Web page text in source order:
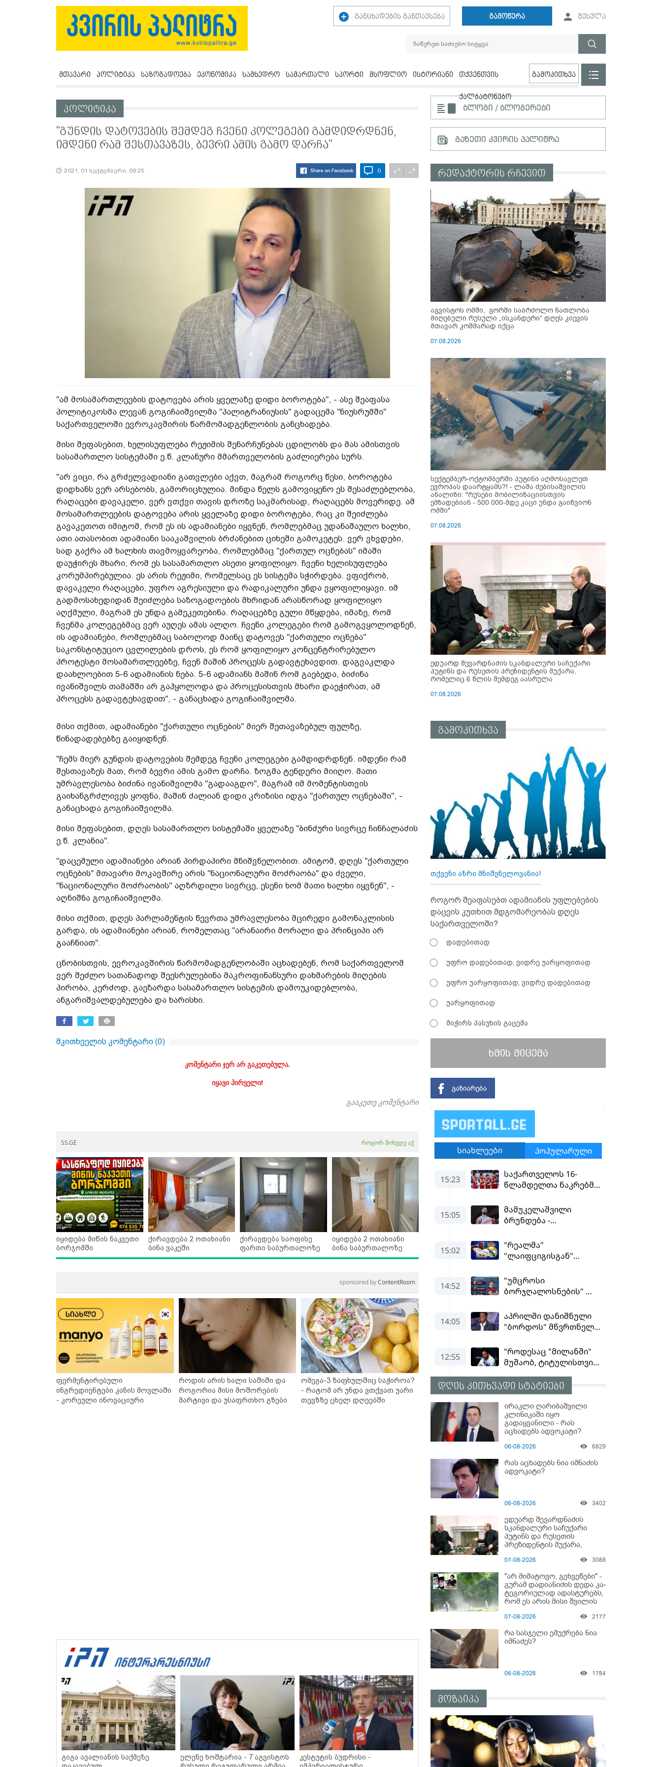
განცხადების განთავსება გამოწერა შესვლა
მთავარი პოლიტიკა საზოგადოება ეკონომიკა სამხედრო სამართალი სპორტი მსოფლიო ისტორიანი თქვენთვის
ქალბატონებო
გამოკითხვა
პოლიტიკა
"გუნდის დატოვების შემდეგ ჩვენი კოლეგები გამდიდრდნენ,
იმდენი რამ შესთავაზეს, ბევრი ამის გამო დარჩა"
2021, 01 სექტემბერი, 09:25 0 +A −A
"ამ მოსამართლეების დატოვება არის ყველაზე დიდი ბოროტება", - ასე შეაფასა
პოლიტიკოსმა ლევან გოგიჩაიშვილმა "პალიტრანიუსის" გადაცემა "ნიუსრუმში"
საქართველოში ევროკავშირის წარმომადგენლობის განცხადება.
მისი შეფასებით, ხელისუფლება რეჟიმის შენარჩუნებას ცდილობს და მას ამისთვის
სასამართლო სისტემაში ე.წ. კლანური მმართველობის გაძლიერება სურს.
"არ ვიცი, რა გრძელვადიანი გათვლები აქვთ, მაგრამ როგორც წესი, ბოროტება
დიდხანს ვერ არსებობს, გამორიცხულია. მინდა წელს გამოვიყენო ეს შესაძლებლობა,
რაღაცები დავაკელი, ვერ ვთქვი თავის დროზე საკმარისად, რაღაცებს მოვერიდე. ამ
მოსამართლეების დატოვება არის ყველაზე დიდი ბოროტება, რაც კი შეიძლება
გავაკეთოთ იმიტომ, რომ ეს ის ადამიანები იყვნენ, რომლებმაც უდანაშაულო ხალხი,
ათი ათასობით ადამიანი სააკაშვილის ბრძანებით ციხეში გამოკეტეს. ვერ ვხვდები,
სად გაქრა ამ ხალხის თავმოყვარეობა, რომლებმაც "ქართულ ოცნებას" იმაში
დაუჭირეს მხარი, რომ ეს სასამართლო ასეთი ყოფილიყო. ჩვენი ხელისუფლება
კორუმპირებულია. ეს არის რეჟიმი, რომელსაც ეს სისტემა სჭირდება. ვფიქრობ,
დავაკელი რაღაცები, უფრო აგრესიული და რადიკალური უნდა ვყოფილიყავი. იმ
გადმოსახედიდან შეიძლება საზოგადოების მხრიდან არასწორად ყოფილიყო
აღქმული, მაგრამ ეს უნდა გამეკეთებინა. რაღაცებზე გული მწყდება, იმაზე, რომ
ჩვენმა კოლეგებმაც ვერ აუღეს ამას ალღო. ჩვენი კოლეგები რომ გამოგვყოლოდნენ,
ის ადამიანები, რომლებმაც საბოლოდ მაინც დატოვეს "ქართული ოცნება"
საკონსტიტუციო ცვლილების დროს, ეს რომ ყოფილიყო კონცენტრირებულო
პროტესტი მოსამართლეებზე, ჩვენ მაშინ პროცესს გადავტეხავდით. დაგვაკლდა
დაახლოებით 5-6 ადამიანის ნება. 5-6 ადამიანს მაშინ რომ გაებედა, ბიძინა
ივანიშვილს თამაშში არ გაჰყოლოდა და პროცესისთვის მხარი დაეჭირათ, ამ
პროცესს გადავტეხავდით", - განაცხადა გოგიჩაიშვილმა.
მისი თქმით, ადამიანები "ქართული ოცნების" მიერ შეთავაზებულ ფულზე,
წინადადებებზე გაიყიდნენ.
"ჩემს მიერ გუნდის დატოვების შემდეგ ჩვენი კოლეგები გამდიდრდნენ. იმდენი რამ
შესთავაზეს მათ, რომ ბევრი ამის გამო დარჩა. ზოგმა ტენდერი მიიღო. მათი
უმრავლესობა ბიძინა ივანიშვილმა "გადააგდო", მაგრამ იმ მომენტისთვის
გაიხანგრძლივეს ყოფნა, მაშინ ძალიან დიდი კრიზისი იდგა "ქართულ ოცნებაში", -
განაცხადა გოგიჩაიშვილმა.
მისი შეფასებით, დღეს სასამართლო სისტემაში ყველაზე "ბინძური სივრცე ჩინჩალაძის
ე.წ. კლანია".
"დაცემული ადამიანები არიან პირდაპირი მნიშვნელობით. ამიტომ, დღეს "ქართული
ოცნების" მთავარი მოკავშირე არის "ნაციონალური მოძრაობა" და ძველი,
"ნაციონალური მოძრაობის" აღზრდილი სივრცე, ესენი ხომ მათი ხალხი იყვნენ", -
აღნიშნა გოგიჩაიშვილმა.
მისი თქმით, დღეს პარლამენტის წევრთა უმრავლესობა მცირედი გამონაკლისის
გარდა, ის ადამიანები არიან, რომელთაც "არანაირი მორალი და პრინციპი არ
გააჩნიათ".
ცნობისთვის, ევროკავშირის წარმომადგენლობაში აცხადებენ, რომ საქართველომ
ვერ შეძლო სათანადოდ შეესრულებინა მაკროფინანსური დახმარების მიღების
პირობა, კერძოდ, გაეზარდა სასამართლო სისტემის დამოუკიდებლობა,
ანგარიშვალდებულება და ხარისხი.
მკითხველის კომენტარი (0)
კომენტარი ჯერ არ გაკეთებულა.
იყავი პირველი!
გააკეთე კომენტარი
SS.GE როგორ მოხვდე აქ
იყიდება მიწის ნაკვეთი
ბორჯომში
ქირავდება 2 ოთახიანი
ბინა ვაკეში
ქირავდება საოფისე
ფართი საბურთალოზე
იყიდება 2 ოთახიანი
ბინა საბურთალოზე
sponsored byContentRoom
ფერმენტირებული
ინგრედიენტები კანის მოვლაში
- კორეული ინოვაციური
როდის არის ხალი საშიში და
როგორია მისი მოშორების
მარტივი და უსაფრთხო გზები
ომეგა-3 ზაფხულშიც საჭიროა?
- რატომ არ უნდა ვთქვათ უარი
თევზზე ცხელ დღეებში
გიგა ავალიანის საქმეზე
ელენე ხოშტარია - 7 აგვისტოს
კესტუტის ბუდრისი -
ბლოგი / ბლოგერები
გაზეთი კვირის პალიტრა
რედაქტორის რჩევით
აგვისტოს ომში, გორში საბრძოლო ნათლობა
მიღებული რუსული „ისკანდერი“ დღეს კიევის
მთავარ კოშმარად იქცა
07.08.2026
სექტემბერ-ოქტომბერში პუტინი აღმოსავლეთ
ევროპას დაარტყამს?! - ლაშა ძებისაშვილის
ანალიზი: "რუსები მობი­ლიზაციისთვის
ემზადებიან - 500 000-მდე კაცი უნდა გაიწვიონ
ომში"
07.08.2026
ედუარდ შევარდნაძის სკანდალური საჩუქარი
პუტინს და რუსეთის პრეზიდენტის მუქარა,
რომელიც 6 წლის შემდეგ აასრულა
07.08.2026
გამოკითხვა
თქვენი აზრი მნიშვნელოვანია!
როგორ შეაფასებთ ადამიანის უფლებების
დაცვის კუთხით მდგომარეობას დღეს
საქართველოში?
დადებითად
უფრო დადებითად, ვიდრე უარყოფითად
უფრო უარყოფითად, ვიდრე დადებითად
უარყოფითად
მიჭირს პასუხის გაცემა
ხმის მიცემა
დღის კითხვადი სტატიები
ირაკლი ღარიბაშვილი
კლინიკაში იყო
გადაყვანილი - რას
აცხადებს ადვოკატი?
06-08-2026 6829
რას აცხადებს ნია იმნაძის
ადვოკატი?
06-08-2026 3402
ედუარდ შევარდნაძის
სკანდალური საჩუქარი
პუტინს და რუსეთის
პრეზიდენტის მუქარა,
აასრულა
07-08-2026 3088
"არ მიმატოვო, გეხვეწები" -
გუ­რა­მ დადიანიძის დედა კა­
ტე­გო­რი­უ­ლად ადას­ტუ­რებს,
რომ ეს არის მისი შვი­ლის
07-08-2026 2177
რა სასჯელი ემუქრება ნია
იმნაძეს?
06-08-2026 1784
მოზაიკა